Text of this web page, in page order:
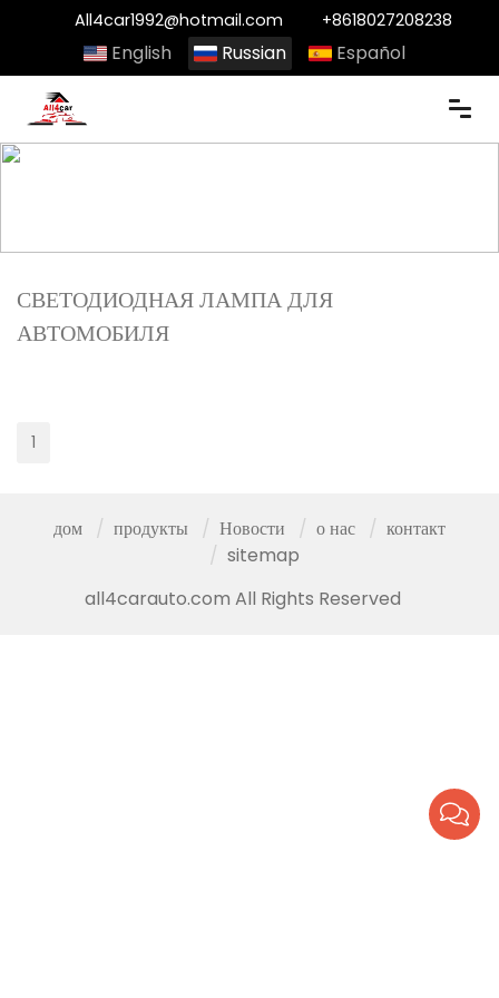
All4car1992@hotmail.com +8618027208238
English Russian Español
СВЕТОДИОДНАЯ ЛАМПА ДЛЯ
АВТОМОБИЛЯ
1
дом продукты Новости о нас
контакт
sitemap
all4carauto.com All Rights Reserved